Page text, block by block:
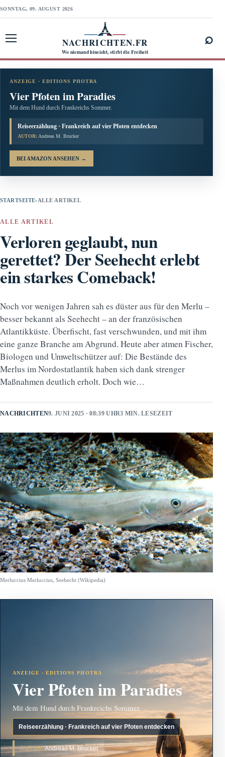
SONNTAG, 09. AUGUST 2026
NACHRICHTEN.FR
Wo niemand hinsieht, stirbt die Freiheit
⌕
ANZEIGE · EDITIONS PHOTRA
Vier Pfoten im Paradies
Mit dem Hund durch Frankreichs Sommer.
Reiseerzählung · Frankreich auf vier Pfoten entdecken
AUTOR: Andreas M. Brucker
BEI AMAZON ANSEHEN →
STARTSEITE› ALLE ARTIKEL
ALLE ARTIKEL
Verloren geglaubt, nun
gerettet? Der Seehecht erlebt
ein starkes Comeback!
Noch vor wenigen Jahren sah es düster aus für den Merlu –
besser bekannt als Seehecht – an der französischen
Atlantikküste. Überfischt, fast verschwunden, und mit ihm
eine ganze Branche am Abgrund. Heute aber atmen Fischer,
Biologen und Umweltschützer auf: Die Bestände des
Merlus im Nordostatlantik haben sich dank strenger
Maßnahmen deutlich erholt. Doch wie…
NACHRICHTEN9. JUNI 2025 · 08:39 UHR3 MIN. LESEZEIT
Merluccius Merluccius, Seehecht (Wikipedia)
ANZEIGE · EDITIONS PHOTRA
Vier Pfoten im Paradies
Mit dem Hund durch Frankreichs Sommer.
Reiseerzählung · Frankreich auf vier Pfoten entdecken
AUTOR:Andreas M. Brucker